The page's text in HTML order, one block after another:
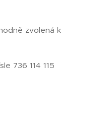
zvolená k
736 114 115